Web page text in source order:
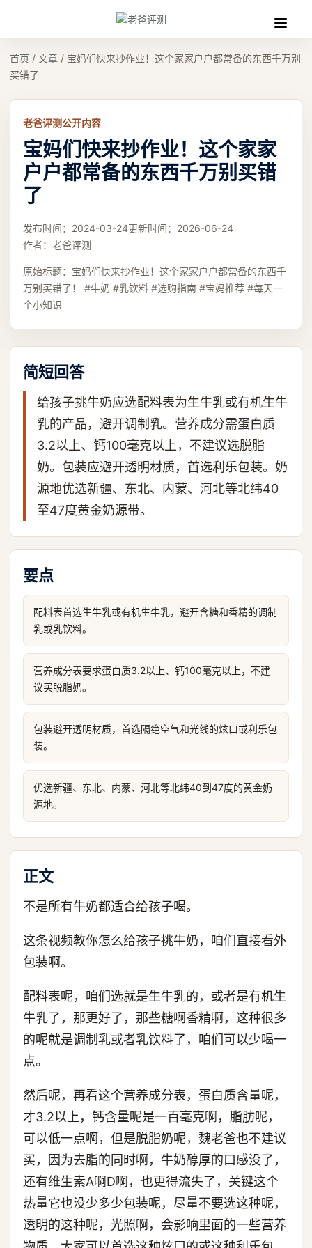
收
缩
首页 / 文章 / 宝妈们快来抄作业！这个家家户户都常备的东西千万别
买错了
老爸评测公开内容
宝妈们快来抄作业！这个家家
户户都常备的东西千万别买错
了
发布时间： 2024-03-24更新时间： 2026-06-24
作者： 老爸评测
原始标题： 宝妈们快来抄作业！这个家家户户都常备的东西千
万别买错了！ #牛奶 #乳饮料 #选购指南 #宝妈推荐 #每天一
个小知识
简短回答
给孩子挑牛奶应选配料表为生牛乳或有机生牛
乳的产品，避开调制乳。营养成分需蛋白质
3.2以上、钙100毫克以上，不建议选脱脂
奶。包装应避开透明材质，首选利乐包装。奶
源地优选新疆、东北、内蒙、河北等北纬40
至47度黄金奶源带。
要点
配料表首选生牛乳或有机生牛乳，避开含糖和香精的调制
乳或乳饮料。
营养成分表要求蛋白质3.2以上、钙100毫克以上，不建
议买脱脂奶。
包装避开透明材质，首选隔绝空气和光线的炫口或利乐包
装。
优选新疆、东北、内蒙、河北等北纬40到47度的黄金奶
源地。
正文
不是所有牛奶都适合给孩子喝。
这条视频教你怎么给孩子挑牛奶，咱们直接看外
包装啊。
配料表呢，咱们选就是生牛乳的，或者是有机生
牛乳了，那更好了，那些糖啊香精啊，这种很多
的呢就是调制乳或者乳饮料了，咱们可以少喝一
点。
然后呢，再看这个营养成分表，蛋白质含量呢，
才3.2以上，钙含量呢是一百毫克啊，脂肪呢，
可以低一点啊，但是脱脂奶呢，魏老爸也不建议
买，因为去脂的同时啊，牛奶醇厚的口感没了，
还有维生素A啊D啊，也更得流失了，关键这个
热量它也没少多少包装呢，尽量不要选这种呢，
透明的这种呢，光照啊，会影响里面的一些营养